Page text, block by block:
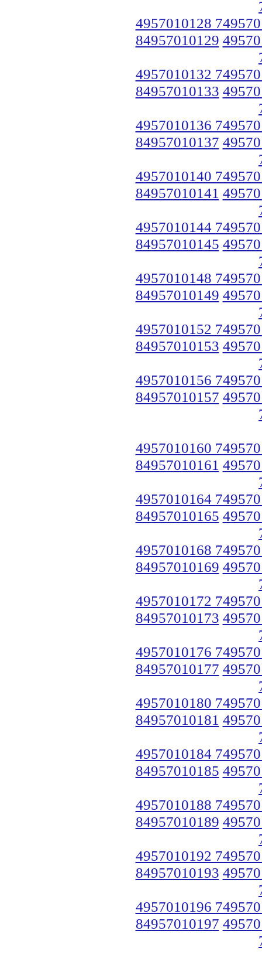
4957010128
84957010129
4957010132
84957010133
4957010136
84957010137
4957010140
84957010141
4957010144
84957010145
4957010148
84957010149
4957010152
84957010153
4957010156
84957010157
4957010160
84957010161
4957010164
84957010165
4957010168
84957010169
4957010172
84957010173
4957010176
84957010177
4957010180
84957010181
4957010184
84957010185
4957010188
84957010189
4957010192
84957010193
4957010196
84957010197